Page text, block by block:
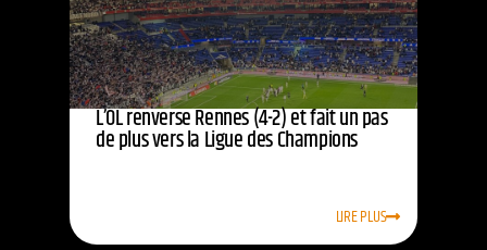
L’OL renverse Rennes (4-2) et fait un pas
de plus vers la Ligue des Champions
LIRE PLUS